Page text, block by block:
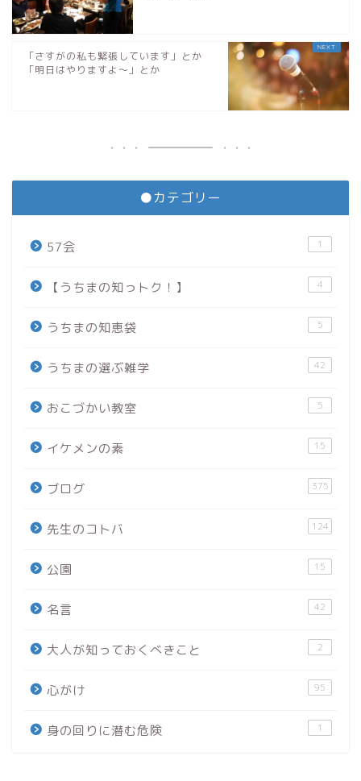
「さすがの私も緊張しています」とか
「明日はやりますよ〜」とか
●カテゴリー
57会 1
【うちまの知っトク！】 4
うちまの知恵袋 5
うちまの選ぶ雑学 42
おこづかい教室 5
イケメンの素 15
ブログ 375
先生のコトバ 124
公園 15
名言 42
大人が知っておくべきこと 2
心がけ 95
身の回りに潜む危険 1